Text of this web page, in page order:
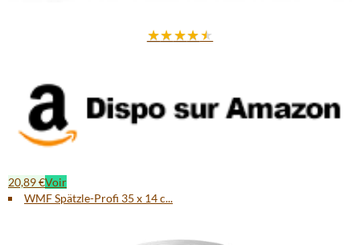
★★★★★
20,89 €Voir
WMF Spätzle-Profi 35 x 14 c...